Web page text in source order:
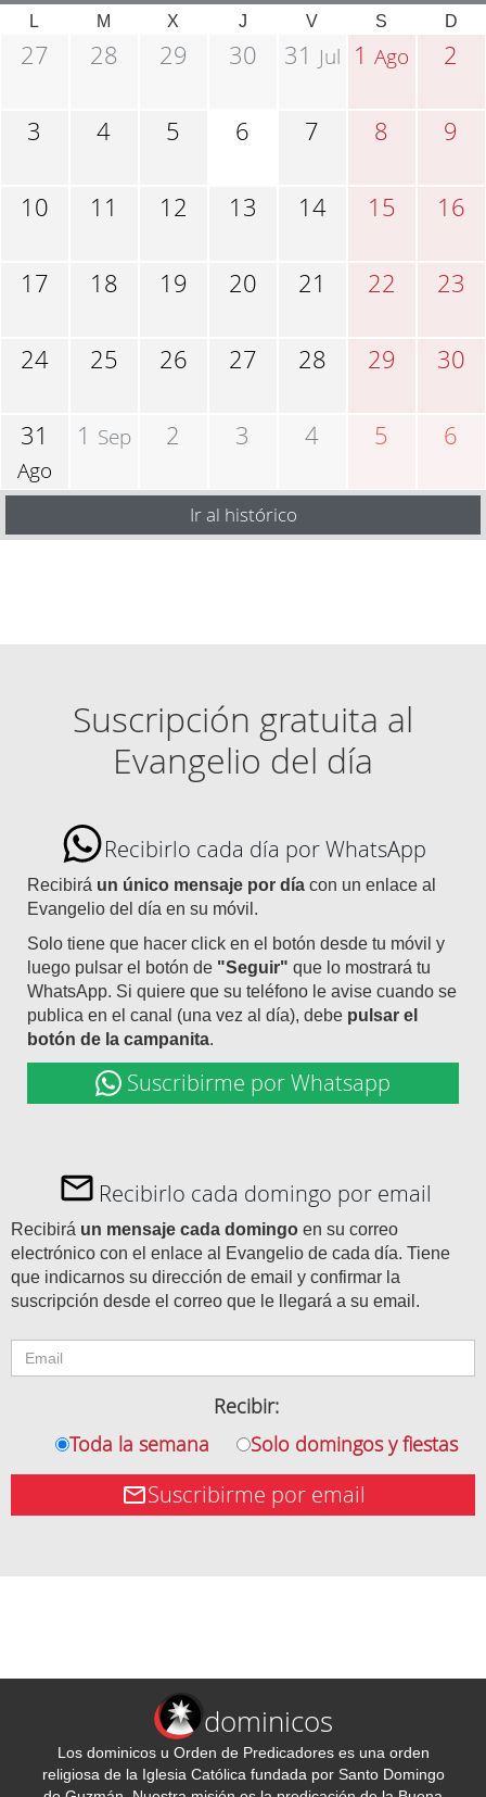
L M X J V S D
27 28 29 30 31 Jul 1Ago 2
3 4 5 6 7 8 9
10 11 12 13 14 15 16
17 18 19 20 21 22 23
24 25 26 27 28 29 30
31
Ago
1 Sep 2 3 4 5 6
Ir al histórico
Suscripción gratuita al
Evangelio del día
Recibirlo cada día por WhatsApp
Recibirá un único mensaje por día con un enlace al
Evangelio del día en su móvil.
Solo tiene que hacer click en el botón desde tu móvil y
luego pulsar el botón de "Seguir" que lo mostrará tu
WhatsApp. Si quiere que su teléfono le avise cuando se
publica en el canal (una vez al día), debe pulsar el
botón de la campanita.
Suscribirme por Whatsapp
Recibirlo cada domingo por email
Recibirá un mensaje cada domingo en su correo
electrónico con el enlace al Evangelio de cada día. Tiene
que indicarnos su dirección de email y confirmar la
suscripción desde el correo que le llegará a su email.
Recibir:
Toda la semana
Solo domingos y fiestas
Suscribirme por email
dominicos
Los dominicos u Orden de Predicadores es una orden
religiosa de la Iglesia Católica fundada por Santo Domingo